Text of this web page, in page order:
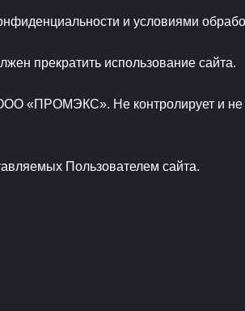
и условиями
прекратить использование сайта.
«ПРОМЭКС». Не контролирует и не
Пользователем сайта.